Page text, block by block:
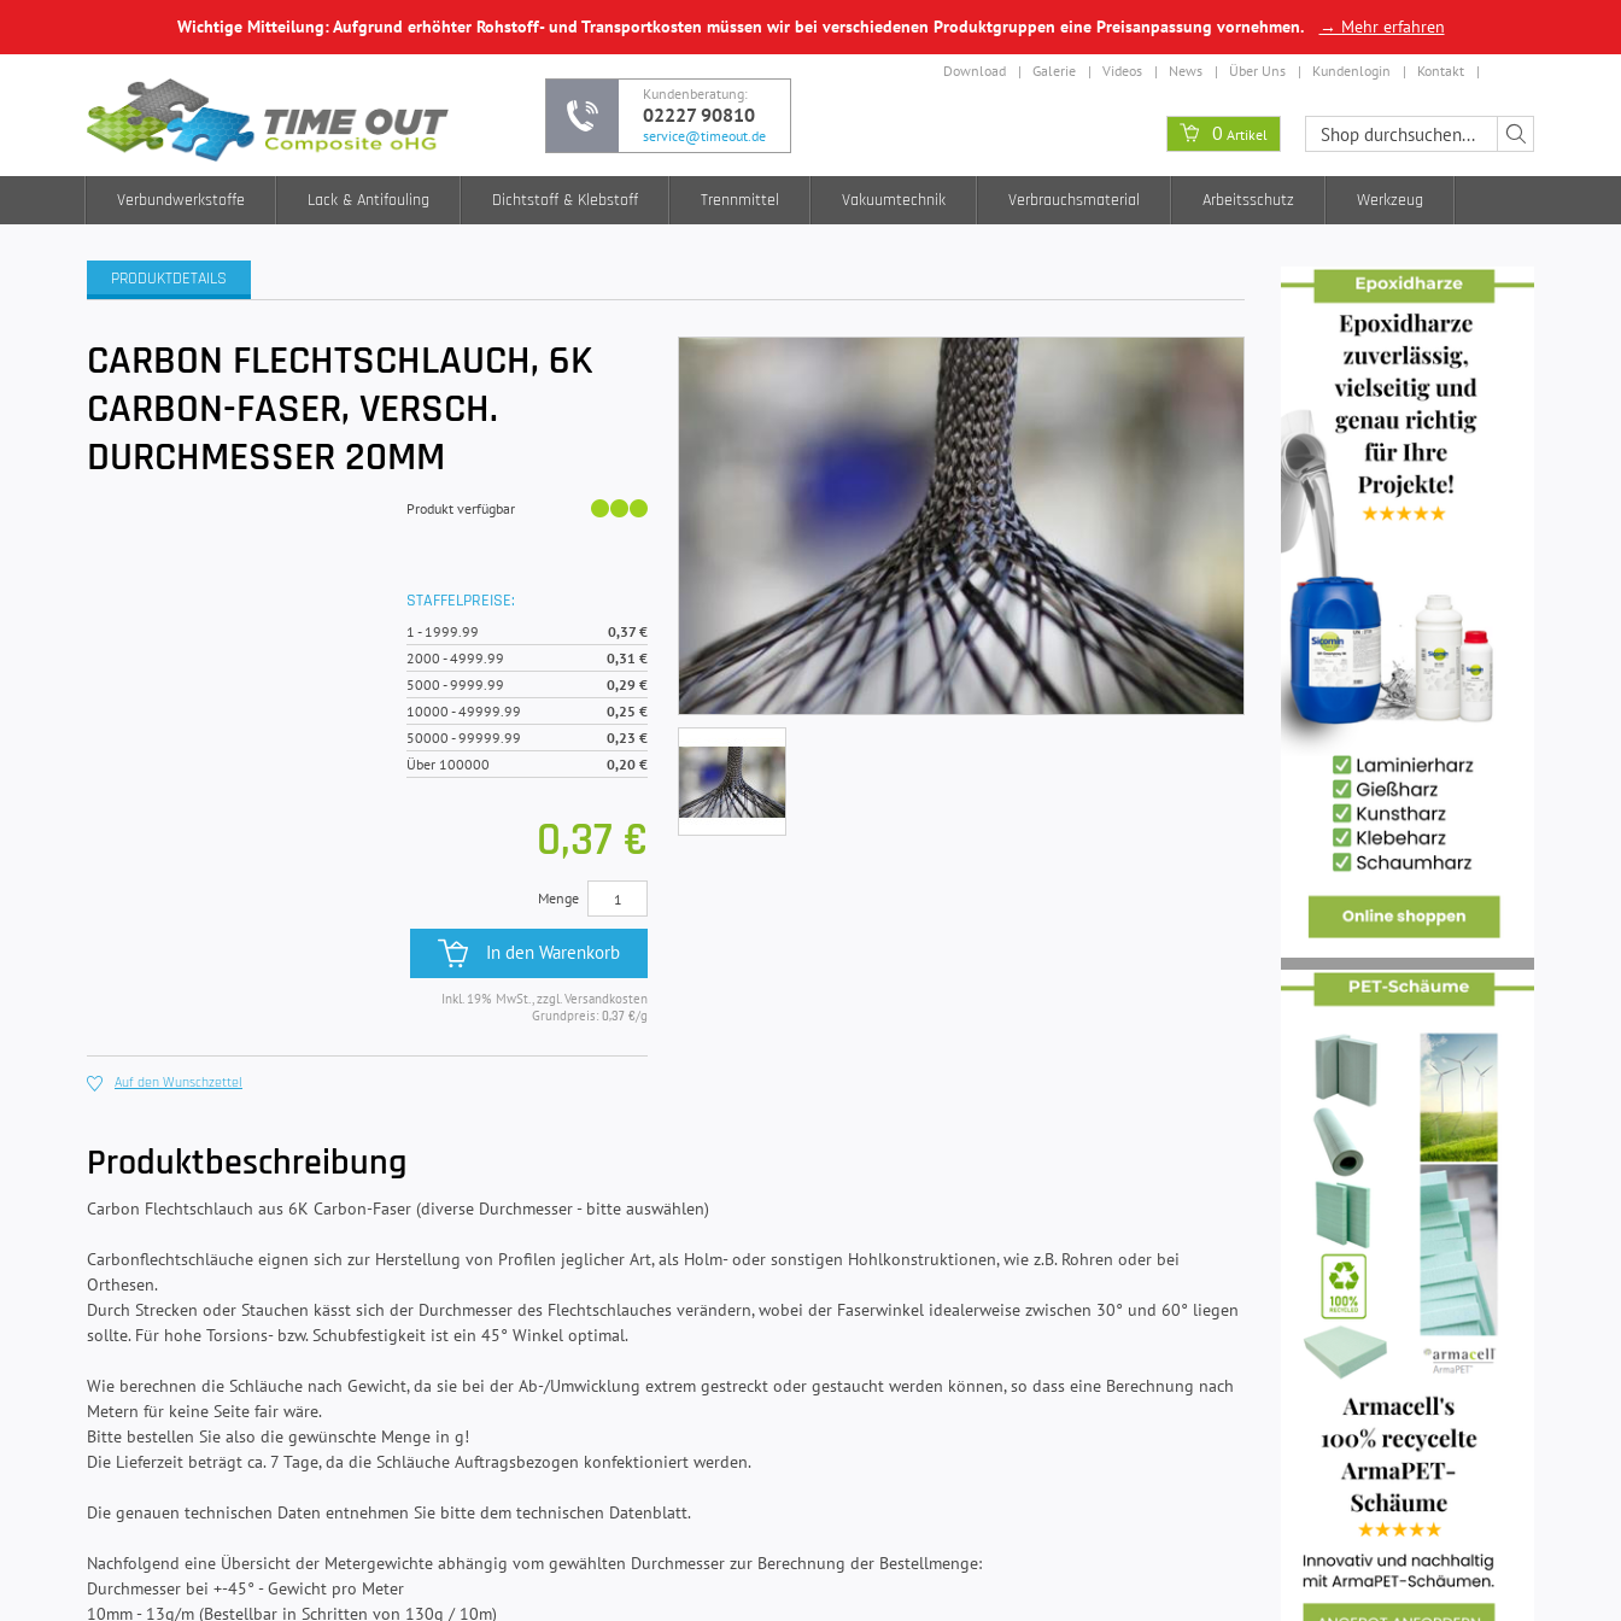
Wichtige Mitteilung: Aufgrund erhöhter Rohstoff- und Transportkosten müssen wir bei verschiedenen Produktgruppen eine Preisanpassung vornehmen. → Mehr erfahren
Kundenberatung:
02227 90810
service@timeout.de
Download Galerie Videos News Über Uns Kundenlogin Kontakt
0 Artikel
Verbundwerkstoffe Lack & Antifouling Dichtstoff & Klebstoff Trennmittel Vakuumtechnik Verbrauchsmaterial Arbeitsschutz Werkzeug
PRODUKTDETAILS
CARBON FLECHTSCHLAUCH, 6K
CARBON-FASER, VERSCH.
DURCHMESSER 20MM
Produkt verfügbar
STAFFELPREISE:
1 - 1999.99
0,37 €
2000 -4999.99
0,31 €
5000 -9999.99
0,29 €
10000 -49999.99
0,25 €
50000 -99999.99
0,23 €
Über 100000
0,20 €
0,37 €
Menge
In den Warenkorb
Inkl. 19% MwSt., zzgl. Versandkosten
Grundpreis: 0,37 €/g
Auf den Wunschzettel
Produktbeschreibung
Carbon Flechtschlauch aus 6K Carbon-Faser (diverse Durchmesser - bitte auswählen)
Carbonflechtschläuche eignen sich zur Herstellung von Profilen jeglicher Art, als Holm- oder sonstigen Hohlkonstruktionen, wie z.B. Rohren oder bei
Orthesen.
Durch Strecken oder Stauchen kässt sich der Durchmesser des Flechtschlauches verändern, wobei der Faserwinkel idealerweise zwischen 30° und 60° liegen
sollte. Für hohe Torsions- bzw. Schubfestigkeit ist ein 45° Winkel optimal.
Wie berechnen die Schläuche nach Gewicht, da sie bei der Ab-/Umwicklung extrem gestreckt oder gestaucht werden können, so dass eine Berechnung nach
Metern für keine Seite fair wäre.
Bitte bestellen Sie also die gewünschte Menge in g!
Die Lieferzeit beträgt ca. 7 Tage, da die Schläuche Auftragsbezogen konfektioniert werden.
Die genauen technischen Daten entnehmen Sie bitte dem technischen Datenblatt.
Nachfolgend eine Übersicht der Metergewichte abhängig vom gewählten Durchmesser zur Berechnung der Bestellmenge:
Durchmesser bei +-45° - Gewicht pro Meter
10mm - 13g/m (Bestellbar in Schritten von 130g / 10m)